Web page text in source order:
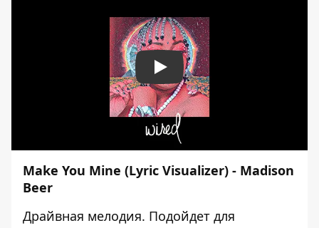
Play
Make You Mine (Lyric Visualizer) - Madison
Beer
Драйвная мелодия. Подойдет для